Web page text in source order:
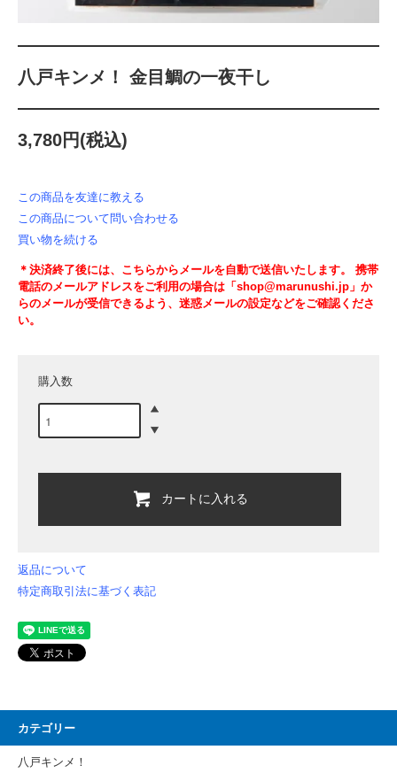
八戸キンメ！ 金目鯛の一夜干し
3,780円(税込)
この商品を友達に教える
この商品について問い合わせる
買い物を続ける
＊決済終了後には、こちらからメールを自動で送信いたします。 携帯
電話のメールアドレスをご利用の場合は「shop@marunushi.jp」か
らのメールが受信できるよう、迷惑メールの設定などをご確認くださ
い。
購入数
カートに入れる
返品について
特定商取引法に基づく表記
カテゴリー
八戸キンメ！